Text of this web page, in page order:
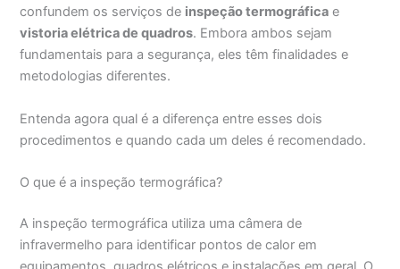
confundem os serviços de inspeção termográfica e
vistoria elétrica de quadros. Embora ambos sejam
fundamentais para a segurança, eles têm finalidades e
metodologias diferentes.
Entenda agora qual é a diferença entre esses dois
procedimentos e quando cada um deles é recomendado.
O que é a inspeção termográfica?
A inspeção termográfica utiliza uma câmera de
infravermelho para identificar pontos de calor em